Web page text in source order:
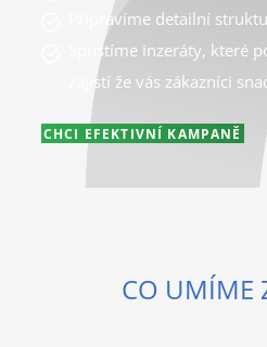
Připravíme detailní
Spustíme inzeráty, které
zajistí že vás zákazníci
CHCI EFEKTIVNÍ KAMPANĚ
CO UMÍME